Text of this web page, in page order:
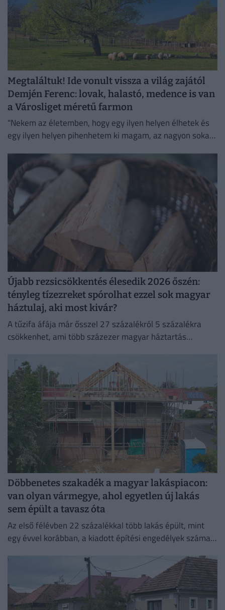
Megtaláltuk! Ide vonult vissza a világ zajától
Demjén Ferenc: lovak, halastó, medence is van
a Városliget méretű farmon
"Nekem az életemben, hogy egy ilyen helyen élhetek és
egy ilyen helyen pihenhetem ki magam, az nagyon sokat
természetbe."
Újabb rezsicsökkentés élesedik 2026 őszén:
tényleg tízezreket spórolhat ezzel sok magyar
háztulaj, aki most kivár?
A tűzifa áfája már ősszel 27 százalékról 5 százalékra
csökkenhet, ami több százezer magyar háztartás
Döbbenetes szakadék a magyar lakáspiacon:
van olyan vármegye, ahol egyetlen új lakás
sem épült a tavasz óta
Az első félévben 22 százalékkal több lakás épült, mint
egy évvel korábban, a kiadott építési engedélyek száma